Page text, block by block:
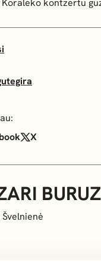
Koraleko kontzertu
X
BURUZ